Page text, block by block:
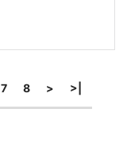
7 8 > >|